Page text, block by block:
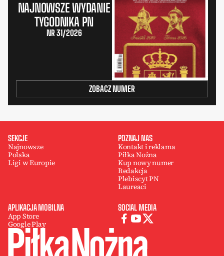
NAJNOWSZE WYDANIE
TYGODNIKA PN
NR 31/2026
ZOBACZ NUMER
SEKCJE
Najnowsze
Polska
Ligi w Europie
POZNAJ NAS
Kontakt i reklama
Piłka Nożna
Kup nowy numer
Redakcja
Plebiscyt PN
Laureaci
APLIKACJA MOBILNA
App Store
Google Play
SOCIAL MEDIA